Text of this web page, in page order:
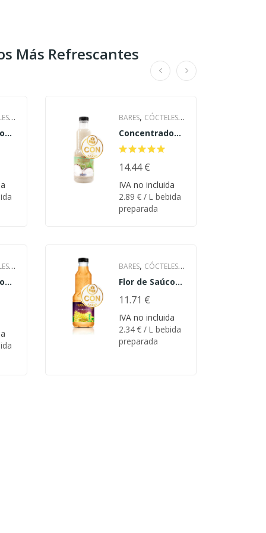
Más Refrescantes
,
,
BARES, CÓCTELES,
CÓCTELES
CASEROS,CON
AZÚCAR,
& BODAS,HOTELES
Y CATERING,PARA
LA PLAYA,
Concentrado
de Coco con
azúcar
14.44€
IVA no incluida
2.89€/ L bebida
preparada
BARES, CÓCTELES
CASEROS ,CON
AZÚCAR,
& BODAS,HOTELES
Y CATERING,
LIMONADA
Flor de Saúco
11.71 €
IVA no incluida
2.34€/ L bebida
preparada